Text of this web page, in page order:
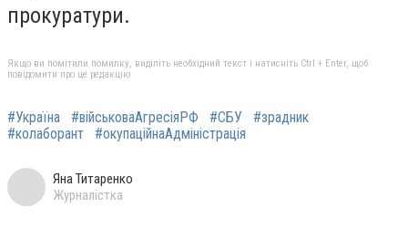
прокуратури.
Якщо ви помітили помилку, виділіть необхідний текст і натисніть Ctrl + Enter, щоб
повідомити про це редакцію
#Україна #військоваАгресіяРФ #СБУ
#зрадник
#колаборант
#окупаційнаАдміністрація
Яна Титаренко
Журналістка